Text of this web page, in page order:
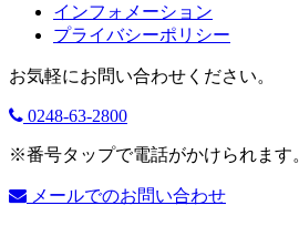
インフォメーション
プライバシーポリシー
お気軽にお問い合わせください。
0248-63-2800
※番号タップで電話がかけられます
メールでのお問い合わせ